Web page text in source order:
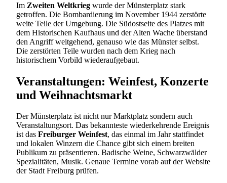
Im Zweiten Weltkrieg wurde der Münsterplatz stark
getroffen. Die Bombardierung im November 1944 zerstörte
weite Teile der Umgebung. Die Südostseite des Platzes mit
dem Historischen Kaufhaus und der Alten Wache überstand
den Angriff weitgehend, genauso wie das Münster selbst.
Die zerstörten Teile wurden nach dem Krieg nach
historischem Vorbild wiederaufgebaut.
Veranstaltungen: Weinfest, Konzerte
und Weihnachtsmarkt
Der Münsterplatz ist nicht nur Marktplatz sondern auch
Veranstaltungsort. Das bekannteste wiederkehrende Ereignis
ist das Freiburger Weinfest, das einmal im Jahr stattfindet
und lokalen Winzern die Chance gibt sich einem breiten
Publikum zu präsentieren. Badische Weine, Schwarzwälder
Spezialitäten, Musik. Genaue Termine vorab auf der Website
der Stadt Freiburg prüfen.